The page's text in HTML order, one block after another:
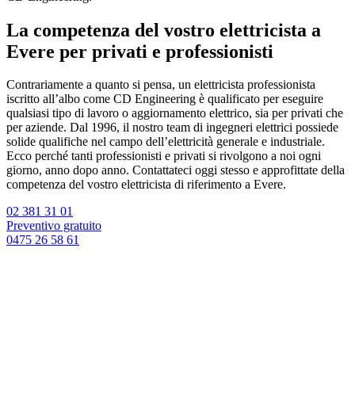
La competenza del vostro elettricista a
Evere per privati e professionisti
Contrariamente a quanto si pensa, un elettricista professionista
iscritto all’albo come CD Engineering è qualificato per eseguire
qualsiasi tipo di lavoro o aggiornamento elettrico, sia per privati che
per aziende. Dal 1996, il nostro team di ingegneri elettrici possiede
solide qualifiche nel campo dell’elettricità generale e industriale.
Ecco perché tanti professionisti e privati si rivolgono a noi ogni
giorno, anno dopo anno. Contattateci oggi stesso e approfittate della
competenza del vostro elettricista di riferimento a Evere.
02 381 31 01
Preventivo gratuito
0475 26 58 61